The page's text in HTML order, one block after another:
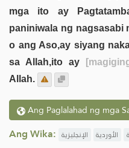
mga ito ay
paniniwala ng nagsasabi
o ang Aso,ay siyang
sa Allah,ito ay
Allah.
Ang Paglalahad ng mga
Ang Wika: الإنجليزية الأوردية